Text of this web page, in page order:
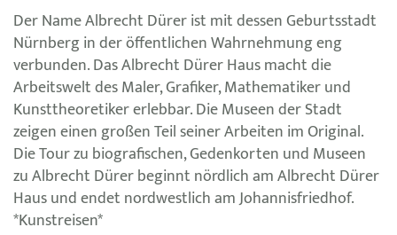
Der Name Albrecht Dürer ist mit dessen Geburtsstadt
Nürnberg in der öffentlichen Wahrnehmung eng
verbunden. Das Albrecht Dürer Haus macht die
Arbeitswelt des Maler, Grafiker, Mathematiker und
Kunsttheoretiker erlebbar. Die Museen der Stadt
zeigen einen großen Teil seiner Arbeiten im Original.
Die Tour zu biografischen, Gedenkorten und Museen
zu Albrecht Dürer beginnt nördlich am Albrecht Dürer
Haus und endet nordwestlich am Johannisfriedhof.
*Kunstreisen*